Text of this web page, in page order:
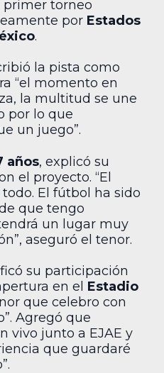
torneo
por Estados
.
la pista como
“el momento en
la multitud se une
por lo que
un juego”.
años, explicó su
el proyecto. “El
El fútbol ha sido
que tengo
un lugar muy
aseguró el tenor.
su participación
en el Estadio
que celebro con
Agregó que
vivo junto a EJAE y
que guardaré